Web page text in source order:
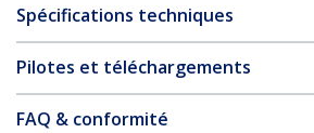
Spécifications techniques
Pilotes et téléchargements
FAQ & conformité